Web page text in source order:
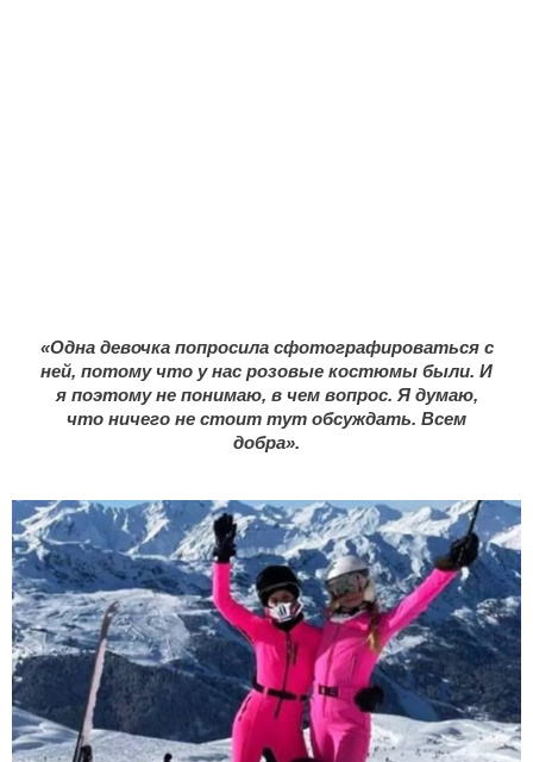
«Одна девочка попросила сфотографироваться с
ней, потому что у нас розовые костюмы были. И
я поэтому не понимаю, в чем вопрос. Я думаю,
что ничего не стоит тут обсуждать. Всем
добра».